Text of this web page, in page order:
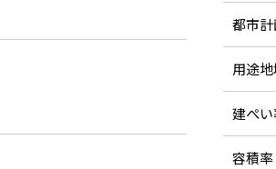
都市
用途
建ぺ
容積率